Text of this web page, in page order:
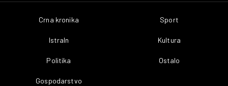
Crna kronika
IstraIn
Politika
Gospodarstvo
Sport
Kultura
Ostalo